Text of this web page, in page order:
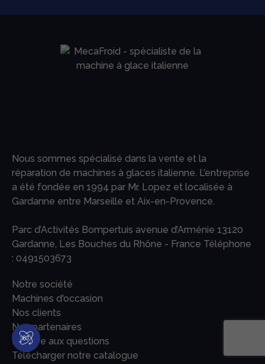
Nous sommes spécialisé dans la vente et la
réparation de machines à glaces italienne. L’entreprise
a été fondée en 1994 par Mr. Lopez et localisée à
Gardanne entre Marseille et Aix-en-Provence.
Parc d’Activités Bompertuis avenue d’Arménie 13120
Gardanne, Les Bouches du Rhône - France Téléphone
: 0491503673
Notre société
Machines d'occasion
Nos clients
Nos partenaires
La foire aux questions
Télécharger notre catalogue